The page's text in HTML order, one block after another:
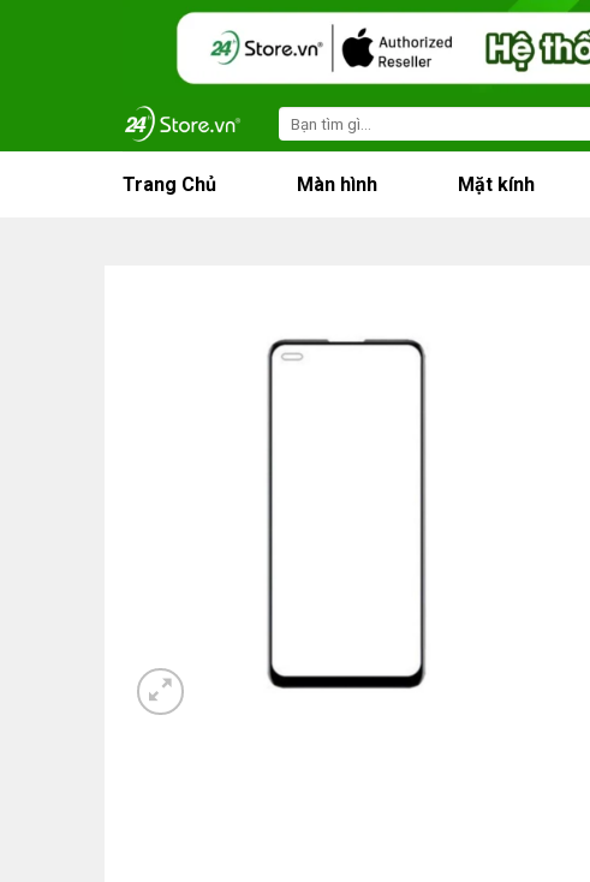
Search
for:
Trang Chủ Màn hình Mặt kính